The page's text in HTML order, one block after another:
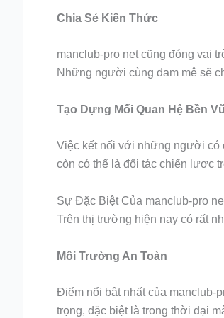
Chia Sẻ Kiến Thức
manclub-pro net cũng đóng vai
Những người cùng đam mê sẽ
Tạo Dựng Mối Quan Hệ Bền
Việc kết nối với những người có
còn có thể là đối tác chiến lược
Sự Đặc Biệt Của manclub-pro
Trên thị trường hiện nay có rất
Môi Trường An Toàn
Điểm nổi bật nhất của manclub-
trọng, đặc biệt là trong thời đại